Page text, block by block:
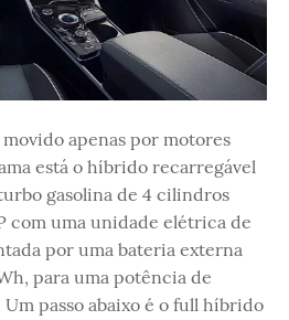
apenas por motores
está o híbrido recarregável
gasolina de 4 cilindros
com uma unidade elétrica de
por uma bateria externa
para uma potência de
passo abaixo é o full híbrido